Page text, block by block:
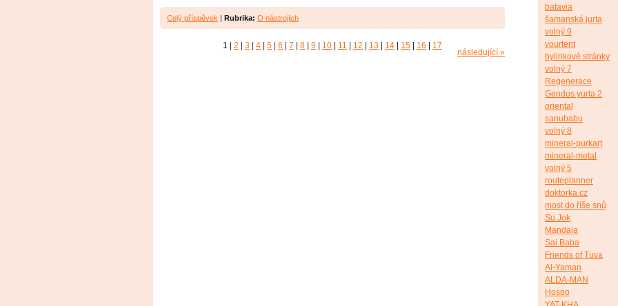
Celý příspěvek | Rubrika: O nástrojích
1 2 3 4 5 6 7 8 9 10 11 12 13 14 15 16 17
následující »
batavia
šamanská jurta
volný 9
yourtent
bylinkové stránky
volný 7
Regenerace
Gendos yurta 2
oriental
sanubabu
volný 8
mineral-purkart
mineral-metal
volný 5
routeplanner
doktorka.cz
most do říše snů
Su Jok
Mandala
Sai Baba
Friends of Tuva
Al-Yaman
ALDA-MAN
Hosoo